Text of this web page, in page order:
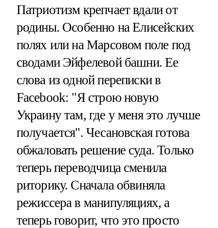
Патриотизм крепчает вдали от
родины. Особенно на Елисейских
полях или на Марсовом поле под
сводами Эйфелевой башни. Ее
слова из одной переписки в
Facebook: "Я строю новую
Украину там, где у меня это лучше
получается". Чесановская готова
обжаловать решение суда. Только
теперь переводчица сменила
риторику. Сначала обвиняла
режиссера в манипуляциях, а
теперь говорит, что это просто